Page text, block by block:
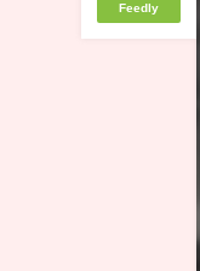
Feedly